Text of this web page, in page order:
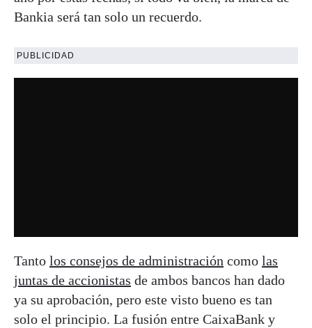
Bankia será tan solo un recuerdo.
PUBLICIDAD
Tanto los consejos de administración como las
juntas de accionistas de ambos bancos han dado
ya su aprobación, pero este visto bueno es tan
solo el principio. La fusión entre CaixaBank y